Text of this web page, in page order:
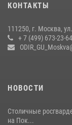
матче в Москве
Росгвардецы
КОНТАКТЫ
111250, г. Москва,
+ 7 (499) 673-23-
НОВОСТИ
Столичные
на Пок...